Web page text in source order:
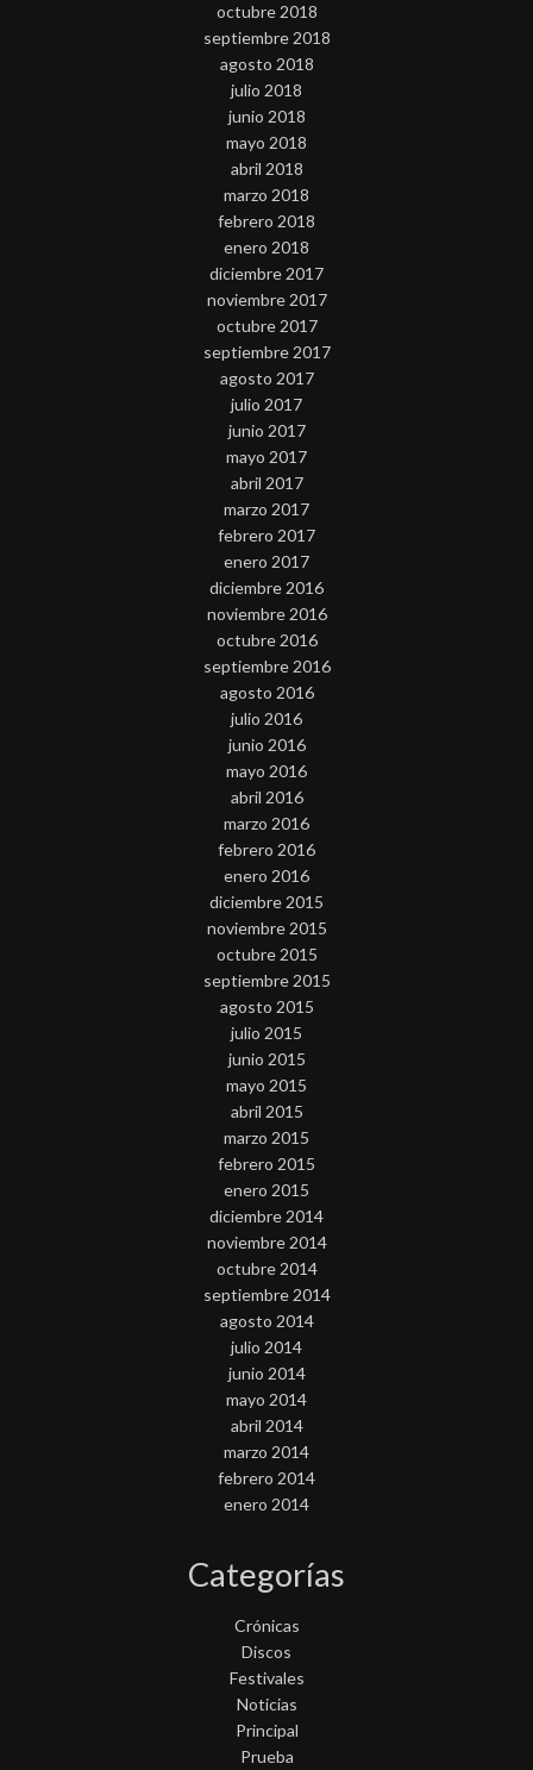
octubre 2018
septiembre 2018
agosto 2018
julio 2018
junio 2018
mayo 2018
abril 2018
marzo 2018
febrero 2018
enero 2018
diciembre 2017
noviembre 2017
octubre 2017
septiembre 2017
agosto 2017
julio 2017
junio 2017
mayo 2017
abril 2017
marzo 2017
febrero 2017
enero 2017
diciembre 2016
noviembre 2016
octubre 2016
septiembre 2016
agosto 2016
julio 2016
junio 2016
mayo 2016
abril 2016
marzo 2016
febrero 2016
enero 2016
diciembre 2015
noviembre 2015
octubre 2015
septiembre 2015
agosto 2015
julio 2015
junio 2015
mayo 2015
abril 2015
marzo 2015
febrero 2015
enero 2015
diciembre 2014
noviembre 2014
octubre 2014
septiembre 2014
agosto 2014
julio 2014
junio 2014
mayo 2014
abril 2014
marzo 2014
febrero 2014
enero 2014
Categorías
Crónicas
Discos
Festivales
Noticias
Principal
Prueba